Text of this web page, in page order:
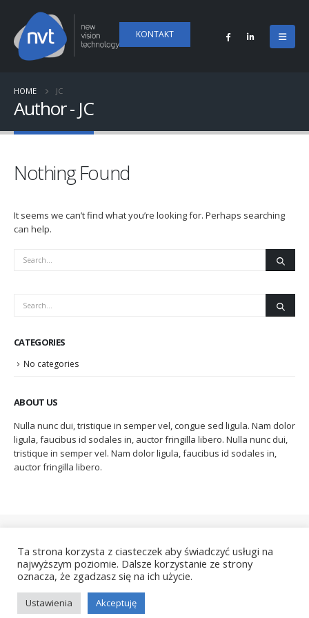
KONTAKT
HOME JC
Author - JC
Nothing Found
It seems we can’t find what you’re looking for. Perhaps searching
can help.
CATEGORIES
No categories
ABOUT US
Nulla nunc dui, tristique in semper vel, congue sed ligula. Nam dolor
ligula, faucibus id sodales in, auctor fringilla libero. Nulla nunc dui,
tristique in semper vel. Nam dolor ligula, faucibus id sodales in,
auctor fringilla libero.
Ta strona korzysta z ciasteczek aby świadczyć usługi na
najwyższym poziomie. Dalsze korzystanie ze strony
oznacza, że zgadzasz się na ich użycie.
Ustawienia Akceptuję